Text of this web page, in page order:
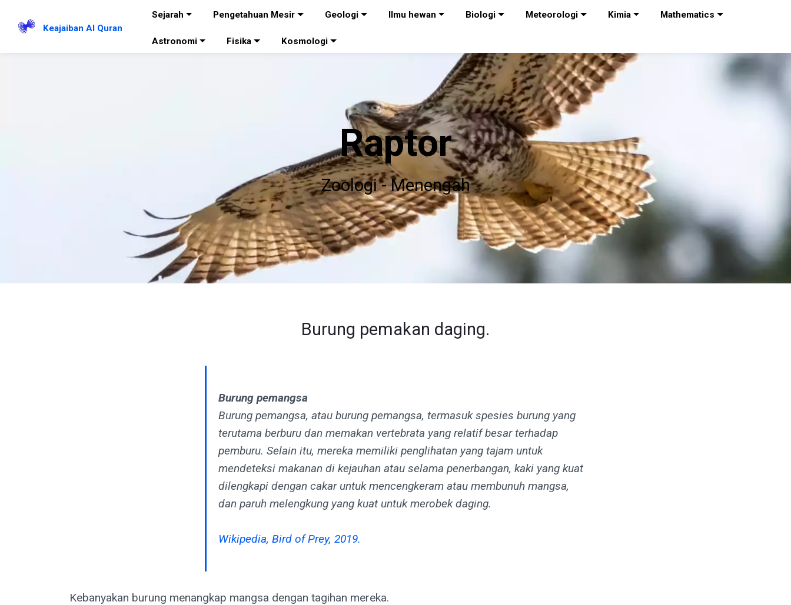
Keajaiban Al Quran
Sejarah Pengetahuan Mesir Geologi Ilmu hewan Biologi Meteorologi Kimia Mathematics
Astronomi Fisika Kosmologi
Raptor
Zoologi - Menengah
Burung pemakan daging.
Burung pemangsa
Burung pemangsa, atau burung pemangsa, termasuk spesies burung yang
terutama berburu dan memakan vertebrata yang relatif besar terhadap
pemburu. Selain itu, mereka memiliki penglihatan yang tajam untuk
mendeteksi makanan di kejauhan atau selama penerbangan, kaki yang kuat
dilengkapi dengan cakar untuk mencengkeram atau membunuh mangsa,
dan paruh melengkung yang kuat untuk merobek daging.
Wikipedia, Bird of Prey, 2019.
Kebanyakan burung menangkap mangsa dengan tagihan mereka.